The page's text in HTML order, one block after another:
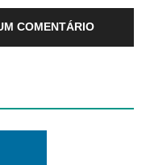
COMENTÁRIO